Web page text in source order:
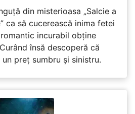
din misterioasa „Salcie a
ca să cucerească inima fetei
incurabil obține
însă descoperă că
preț sumbru și sinistru.